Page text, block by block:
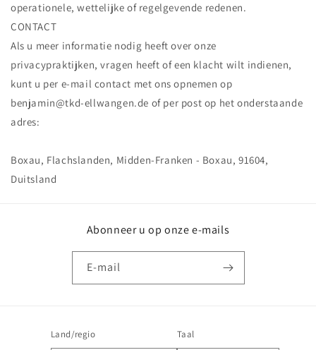
operationele, wettelijke of regelgevende redenen.
CONTACT
Als u meer informatie nodig heeft over onze
privacypraktijken, vragen heeft of een klacht wilt indienen,
kunt u per e-mail contact met ons opnemen op
benjamin@tkd-ellwangen.de of per post op het onderstaande
adres:
Boxau, Flachslanden, Midden-Franken - Boxau, 91604,
Duitsland
Abonneer u op onze e-mails
E‑mail
Land/regio Taal